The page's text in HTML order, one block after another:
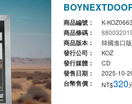
商品編號： K-KOZ0663
商品條碼：
商品版本： 韓國進口版
發行公司： KOZ
發行媒體： CD
發售日期： 2025-10-
台幣售價： NT$320